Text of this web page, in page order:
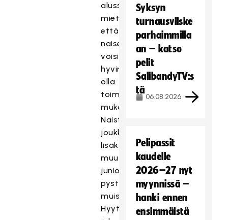
alussa
miettimään,
että
naisetkin
voisivat
hyvin
olla
toiminnassa
mukana.
Naisten
joukkueen
lisäksi
muutama
juniorijoukkuekin
pystytettiin,
muistelee
Hyytiä,
Syksyn
turnausvilske
parhaimmilla
an – katso
pelit
SalibandyTV:s
tä
06.08.2026
Pelipassit
kaudelle
2026–27 nyt
myynnissä –
hanki ennen
ensimmäistä